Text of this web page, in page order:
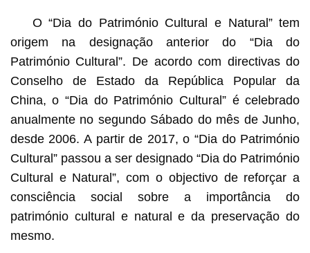
O “Dia do Património Cultural e Natural” tem
origem na designação anterior do “Dia do
Património Cultural”. De acordo com directivas do
Conselho de Estado da República Popular da
China, o “Dia do Património Cultural” é celebrado
anualmente no segundo Sábado do mês de Junho,
desde 2006. A partir de 2017, o “Dia do Património
Cultural” passou a ser designado “Dia do Património
Cultural e Natural”, com o objectivo de reforçar a
consciência social sobre a importância do
património cultural e natural e da preservação do
mesmo.